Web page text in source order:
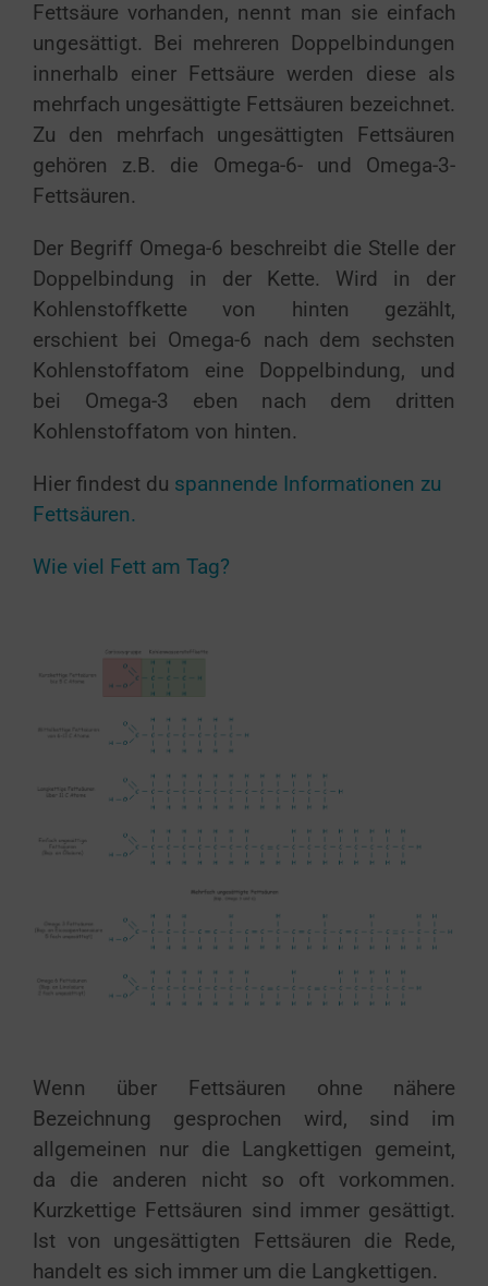
Fettsäure vorhanden, nennt man sie einfach
ungesättigt. Bei mehreren Doppelbindungen
innerhalb einer Fettsäure werden diese als
mehrfach ungesättigte Fettsäuren bezeichnet.
Zu den mehrfach ungesättigten Fettsäuren
gehören z.B. die Omega-6- und Omega-3-
Fettsäuren.
Der Begriff Omega-6 beschreibt die Stelle der
Doppelbindung in der Kette. Wird in der
Kohlenstoffkette von hinten gezählt,
erschient bei Omega-6 nach dem sechsten
Kohlenstoffatom eine Doppelbindung, und
bei Omega-3 eben nach dem dritten
Kohlenstoffatom von hinten.
Hier findest du spannende Informationen zu
Fettsäuren.
Wie viel Fett am Tag?
Wenn über Fettsäuren ohne nähere
Bezeichnung gesprochen wird, sind im
allgemeinen nur die Langkettigen gemeint,
da die anderen nicht so oft vorkommen.
Kurzkettige Fettsäuren sind immer gesättigt.
Ist von ungesättigten Fettsäuren die Rede,
handelt es sich immer um die Langkettigen.